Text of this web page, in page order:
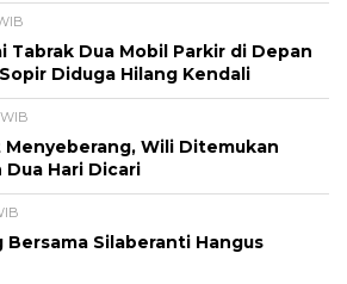
Tabrak Dua Mobil Parkir di Depan
Diduga Hilang Kendali
Menyeberang, Wili Ditemukan
Hari Dicari
Bersama Silaberanti Hangus